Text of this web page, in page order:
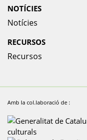
NOTÍCIES
Notícies
RECURSOS
Recursos
Amb la col.laboració de :